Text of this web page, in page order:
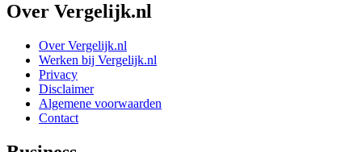
Over Vergelijk.nl
Over Vergelijk.nl
Werken bij Vergelijk.nl
Privacy
Disclaimer
Algemene voorwaarden
Contact